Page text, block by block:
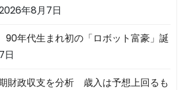
年8月7日
90年代生まれ初の「ロボット富豪」誕
日
財政収支を分析 歳入は予想上回るも